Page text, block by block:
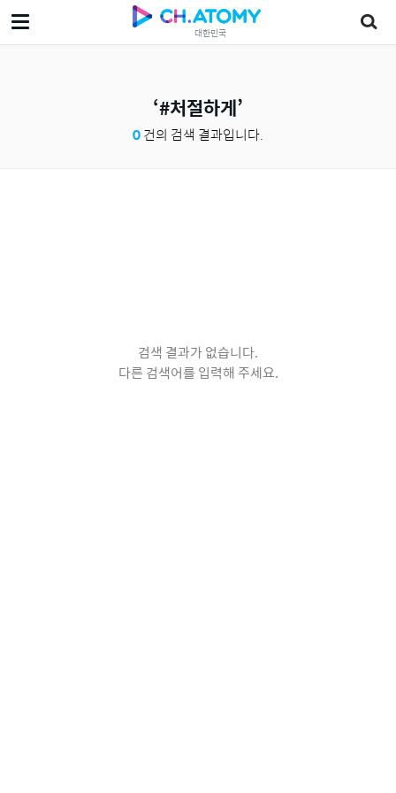
대한민국
#처절하게
0건의 검색 결과입니다.
검색 결과가 없습니다.
다른 검색어를 입력해 주세요.